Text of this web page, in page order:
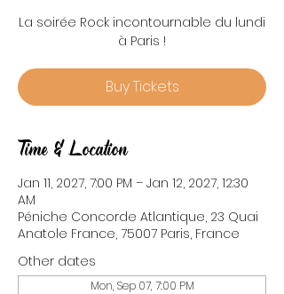
La soirée Rock incontournable du lundi
à Paris !
Buy Tickets
Time & Location
Jan 11, 2027, 7:00 PM – Jan 12, 2027, 12:30
AM
Péniche Concorde Atlantique, 23 Quai
Anatole France, 75007 Paris, France
Other dates
Mon, Sep 07, 7:00 PM